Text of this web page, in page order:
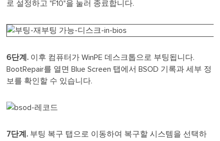
로 설정하고 "F10"을 눌러 종료합니다.
6단계. 이후 컴퓨터가 WinPE 데스크톱으로 부팅됩니다.
BootRepair를 열면 Blue Screen 탭에서 BSOD 기록과 세부 정
보를 확인할 수 있습니다.
7단계. 부팅 복구 탭으로 이동하여 복구할 시스템을 선택하